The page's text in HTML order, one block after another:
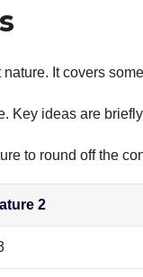
It covers
Key ideas are
to round off the
2